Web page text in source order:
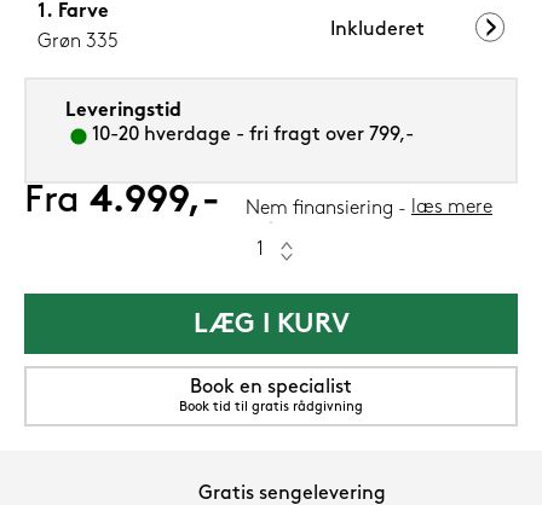
Farve
Grøn 335
Inkluderet
Leveringstid
10-20 hverdage - fri fragt over 799,-
Fra 4.999,- Nem finansiering læs mere
LÆG I KURV
Book en specialist
Book tid til gratis rådgivning
Gratis sengelevering